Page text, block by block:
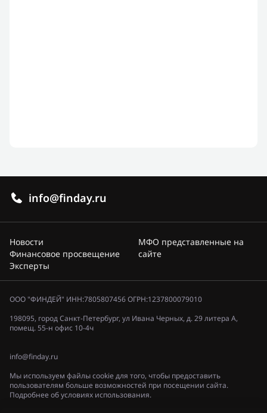
info@finday.ru
Новости
Финансовое просвещение
Эксперты
МФО представленные на
сайте
ООО "ФИНДЕЙ" ИНН:7805807456 ОГРН:1237800079010
198095, город Санкт-Петербург, ул Ивана Черных, д. 29 литера А,
помещ. 55-н офис 10-4ч
info@finday.ru
Мы используем файлы cookie для того, чтобы предоставить
пользователям больше возможностей при посещении сайта.
Подробнее об условиях использования.